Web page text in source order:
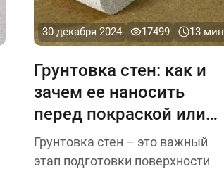
30 декабря 2024 17499 13 мин
Грунтовка стен: как и
зачем ее наносить
перед покраской или
штукатуркой
Грунтовка стен – это важный
этап подготовки поверхности